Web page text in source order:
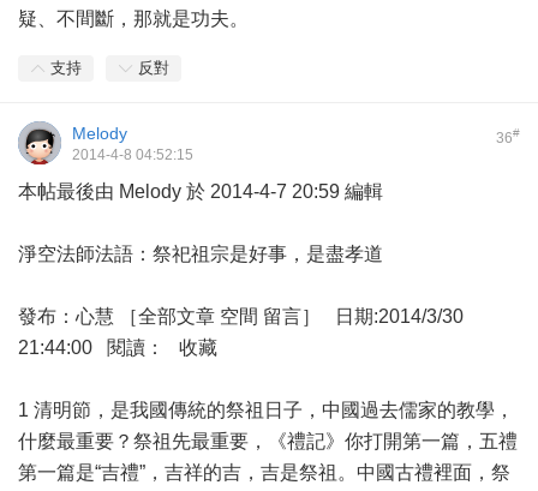
疑、不間斷，那就是功夫。
支持 反對
36#
Melody
2014-4-8 04:52:15
本帖最後由 Melody 於 2014-4-7 20:59 編輯
淨空法師法語：祭祀祖宗是好事，是盡孝道
發布：心慧 ［全部文章 空間 留言］ 日期:2014/3/30
21:44:00 閱讀： 收藏
1 清明節，是我國傳統的祭祖日子，中國過去儒家的教學，
什麼最重要？祭祖先最重要，《禮記》你打開第一篇，五禮
第一篇是“吉禮”，吉祥的吉，吉是祭祖。中國古禮裡面，祭